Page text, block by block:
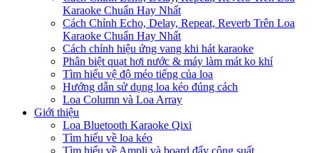
Karaoke Chuẩn Hay Nhất
Cách Chỉnh Echo, Delay, Repeat, Reverb Trên Loa
Karaoke Chuẩn Hay Nhất
Cách chỉnh hiệu ứng vang khi hát karaoke
Phân biệt quạt hơi nước & máy làm mát ko khí
Tìm hiểu vệ độ méo tiếng của loa
Hướng dẫn sử dụng loa kéo đúng cách
Loa Column và Loa Array
Giới thiệu
Loa Bluetooth Karaoke Qixi
Tìm hiểu về loa kéo
Tìm hiểu về Ampli và board đẩy công suất